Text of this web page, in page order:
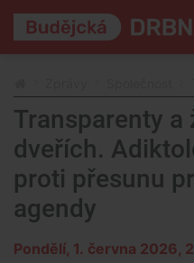
Transparenty a
dveřích.
proti přesunu
agendy
Pondělí, 1. června 2026,